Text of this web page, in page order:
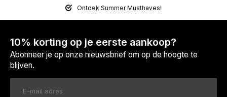
Ontdek Summer Musthaves!
10% korting op je eerste aankoop?
Abonneer je op onze nieuwsbrief om op de hoogte te
blijven.